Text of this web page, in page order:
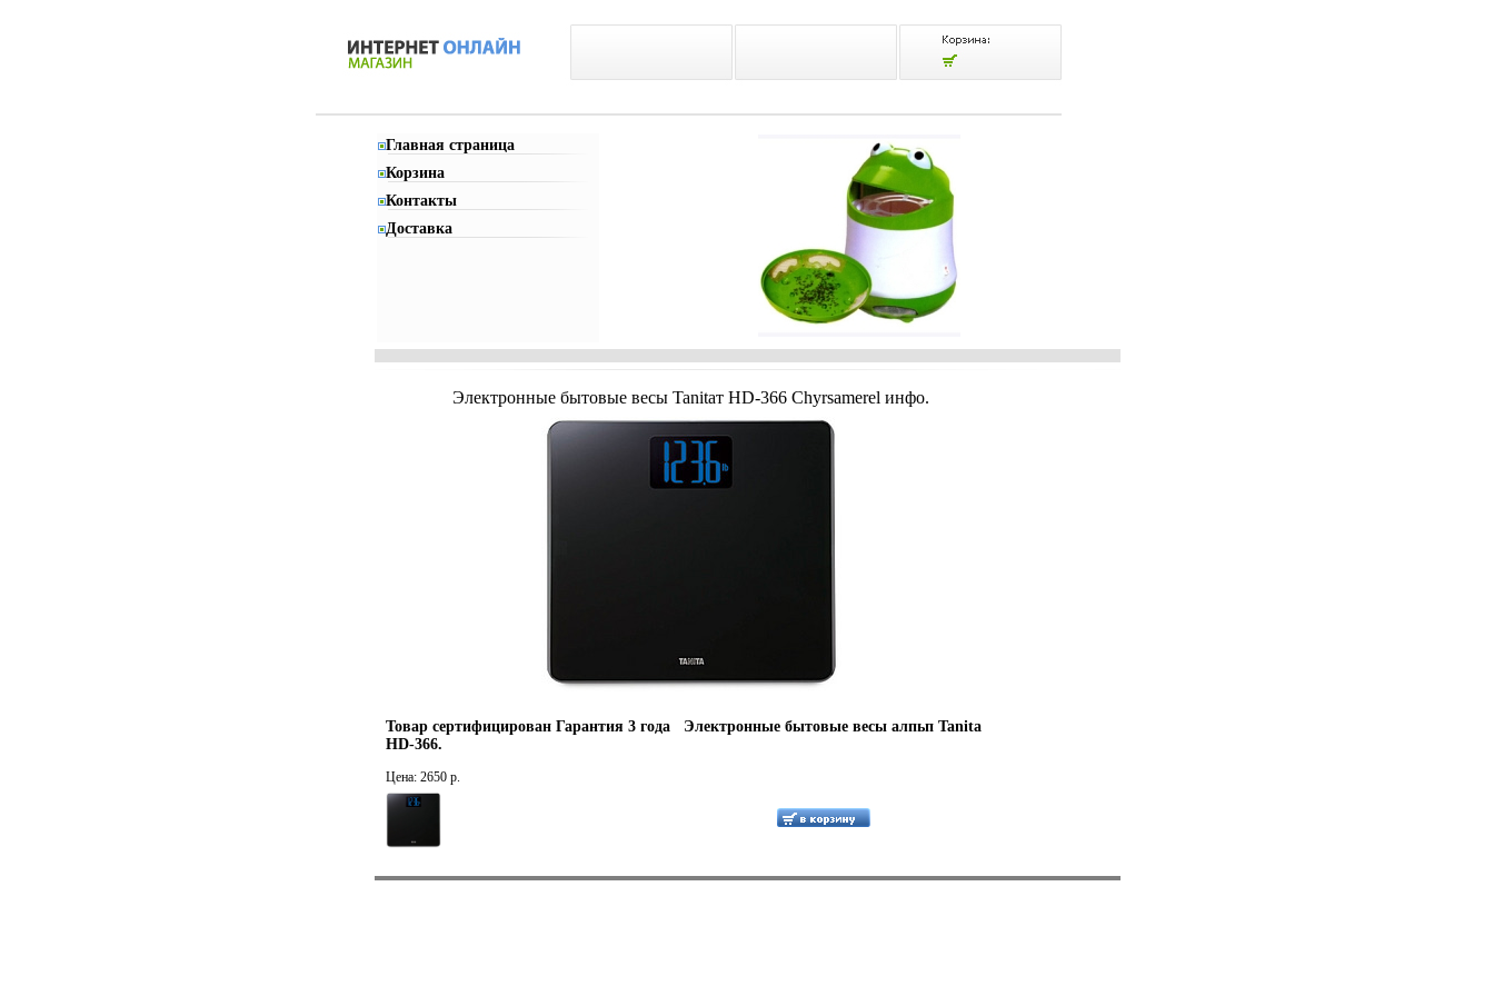
Главная страница
Корзина
Контакты
Доставка
Электронные бытовые весы Tanitaт HD-366 Chyrsamerel инфо.
Товар сертифицирован Гарантия 3 года Электронные бытовые весы алпьп Tanita
HD-366.
Цена: 2650 р.